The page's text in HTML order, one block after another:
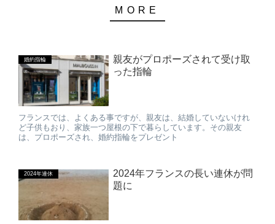
婚約指輪
親友がプロポーズされて受け取
った指輪
フランスでは、よくある事ですが、親友は、結婚していないけれ
ど子供もおり、家族一つ屋根の下で暮らしています。その親友
は、プロポーズされ、婚約指輪をプレゼント
2024年連休
2024年フランスの長い連休が問
題に